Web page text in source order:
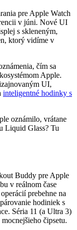
pre Apple Watch
v júni. Nové UI
s skleneným,
ktorý vidíme v
čím sa
Apple.
UI,
inteligentné hodinky s
oznámilo, vrátane
Liquid Glass? Tu
Buddy pre Apple
v reálnom čase
prebehne na
hodiniek s
Séria 11 (a Ultra 3)
čipsetu.